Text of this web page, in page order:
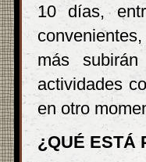
10 días,
más
actividades
en otro
¿QUÉ ESTÁ